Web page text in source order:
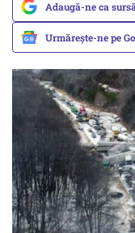
Adaugă-ne ca
Urmărește-ne pe